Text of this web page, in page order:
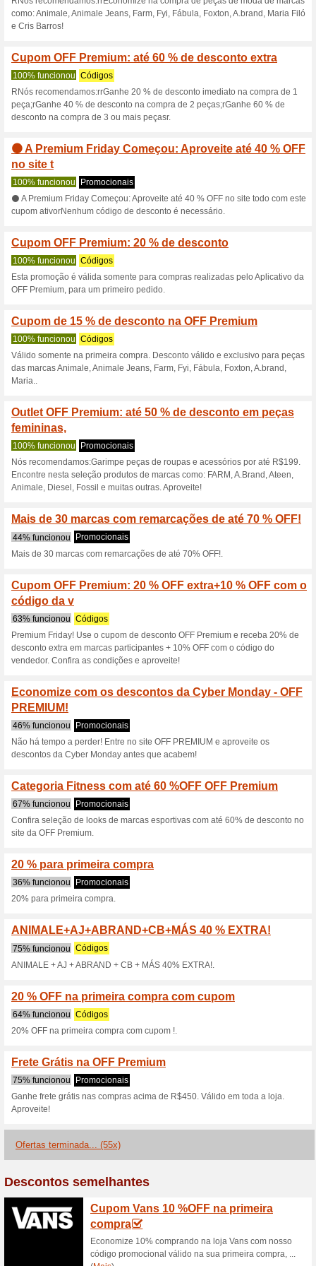
Descontos e
Dia do App:
cupom OFF
100% funcionou Códigos
Não perca essa chance
você terá acesso a
Economize 40 % a
PREMIUM
100% funcionou
Faça uma pechincha com o
código no carrinho de
Aproveite este
seleção c
Aproveite este desconto
PREMIUMAplique o cupom
imediatamente.
Cupom OFF
100% funcionou
RNós
e Cris Barros!
Cupom OFF
100% funcionou Códigos
RNós
peça;rGanhe 40 % de
desconto na compra de 3 ou